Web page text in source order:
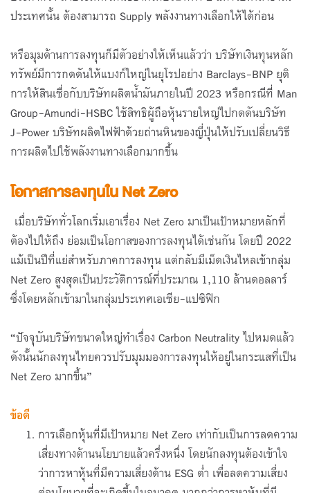
ประเทศนั้น ต้องสามารถ Supply พลังงานทางเลือกให้ได้ก่อน
หรือมุมด้านการลงทุนก็มีตัวอย่างให้เห็นแล้วว่า บริษัทเงินทุนหลัก
ทรัพย์มีการกดดันให้แบงก์ใหญ่ในยุโรปอย่าง Barclays-BNP ยุติ
การให้สินเชื่อกับบริษัทผลิตน้ำมันภายในปี 2023 หรือกรณีที่ Man
Group-Amundi-HSBC ใช้สิทธิผู้ถือหุ้นรายใหญ่ไปกดดันบริษัท
J-Power บริษัทผลิตไฟฟ้าด้วยถ่านหินของญี่ปุ่นให้ปรับเปลี่ยนวิธี
การผลิตไปใช้พลังงานทางเลือกมากขึ้น
โอกาสการลงทุนใน Net Zero
เมื่อบริษัททั่วโลกเริ่มเอาเรื่อง Net Zero มาเป็นเป้าหมายหลักที่
ต้องไปให้ถึง ย่อมเป็นโอกาสของการลงทุนได้เช่นกัน โดยปี 2022
แม้เป็นปีที่แย่สำหรับภาคการลงทุน แต่กลับมีเม็ดเงินไหลเข้ากลุ่ม
Net Zero สูงสุดเป็นประวัติการณ์ที่ประมาณ 1,110 ล้านดอลลาร์
ซึ่งโดยหลักเข้ามาในกลุ่มประเทศเอเชีย-แปซิฟิก
“ปัจจุบันบริษัทขนาดใหญ่ทำเรื่อง Carbon Neutrality ไปหมดแล้ว
ดังนั้นนักลงทุนไทยควรปรับมุมมองการลงทุนให้อยู่ในกระแสที่เป็น
Net Zero มากขึ้น”
ข้อดี
การเลือกหุ้นที่มีเป้าหมาย Net Zero เท่ากับเป็นการลดความ
เสี่ยงทางด้านนโยบายแล้วครึ่งหนึ่ง โดยนักลงทุนต้องเข้าใจ
ว่าการหาหุ้นที่มีความเสี่ยงด้าน ESG ต่ำ เพื่อลดความเสี่ยง